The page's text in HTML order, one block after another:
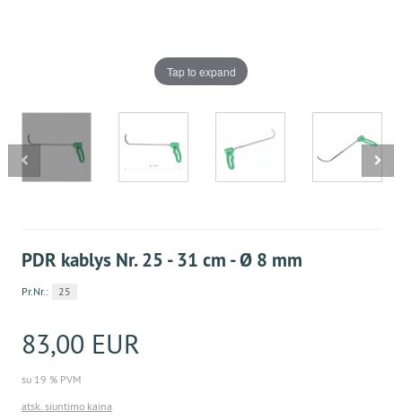
Tap to expand
PDR kablys Nr. 25 - 31 cm - Ø 8 mm
Pr.Nr.: 25
83,00 EUR
su 19 % PVM
atsk. siuntimo kaina